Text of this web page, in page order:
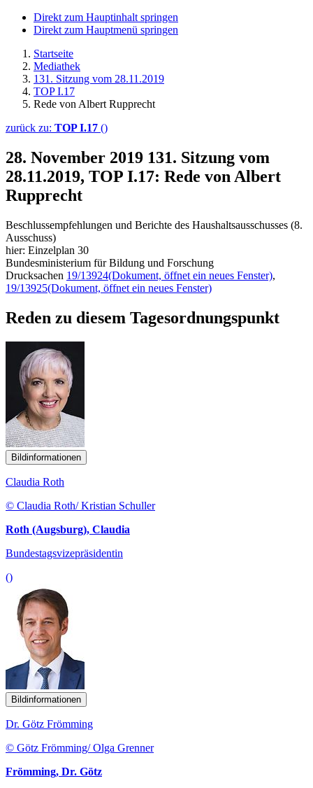
Direkt zum Hauptinhalt springen
Direkt zum Hauptmenü springen
Startseite
Mediathek
131. Sitzung vom 28.11.2019
TOP I.17
Rede von Albert Rupprecht
zurück zu: TOP I.17 ()
28. November 2019 131. Sitzung vom
28.11.2019, TOP I.17: Rede von Albert
Rupprecht
Beschlussempfehlungen und Berichte des Haushaltsausschusses (8.
Ausschuss)
hier: Einzelplan 30
Bundesministerium für Bildung und Forschung
Drucksachen 19/13924(Dokument, öffnet ein neues Fenster),
19/13925(Dokument, öffnet ein neues Fenster)
Reden zu diesem Tagesordnungspunkt
Bildinformationen
Claudia Roth
© Claudia Roth/ Kristian Schuller
Roth (Augsburg), Claudia
Bundestagsvizepräsidentin
()
Bildinformationen
Dr. Götz Frömming
© Götz Frömming/ Olga Grenner
Frömming, Dr. Götz